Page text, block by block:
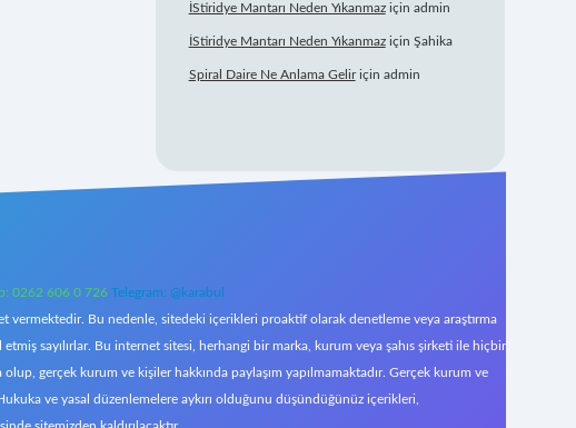
İStiridye Mantarı Neden Yıkanmaziçin admin
İStiridye Mantarı Neden Yıkanmaziçin Şahika
Spiral Daire Ne Anlama Geliriçin admin
0262 606 0 726 Telegram: @karabul
vermektedir. Bu nedenle, sitedeki içerikleri proaktif olarak denetleme veya araştırma
sayılırlar. Bu internet sitesi, herhangi bir marka, kurum veya şahıs şirketi ile hiçbir
gerçek kurum ve kişiler hakkında paylaşım yapılmamaktadır. Gerçek kurum ve
ve yasal düzenlemelere aykırı olduğunu düşündüğünüz içerikleri,